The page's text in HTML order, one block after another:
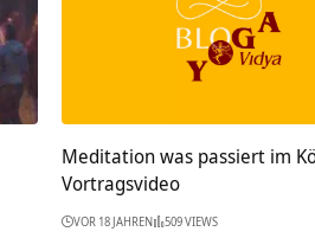
Meditation was passiert im
Vortragsvideo
VOR 18 JAHREN 509 VIEWS